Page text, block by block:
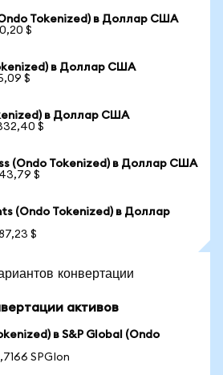
Tokenized) в Доллар США
$
в Доллар США
$
в Доллар США
$
(Ondo Tokenized) в Доллар США
$
(Ondo Tokenized) в Доллар
$
конвертации
активов
в S&P Global (Ondo
SPGIon